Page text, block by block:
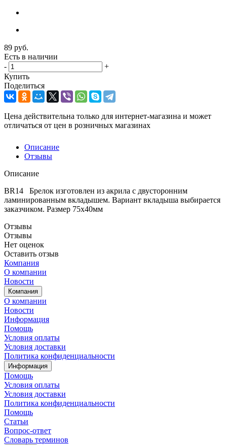
89 руб.
Есть в наличии
-
+
Купить
Поделиться
Цена действительна только для интернет-магазина и может
отличаться от цен в розничных магазинах
Описание
Отзывы
Описание
BR14 Брелок изготовлен из акрила с двусторонним
ламинированным вкладышем. Вариант вкладыша выбирается
заказчиком. Размер 75х40мм
Отзывы
Отзывы
Нет оценок
Оставить отзыв
Компания
О компании
Новости
Компания
О компании
Новости
Информация
Помощь
Условия оплаты
Условия доставки
Политика конфиденциальности
Информация
Помощь
Условия оплаты
Условия доставки
Политика конфиденциальности
Помощь
Статьи
Вопрос-ответ
Словарь терминов